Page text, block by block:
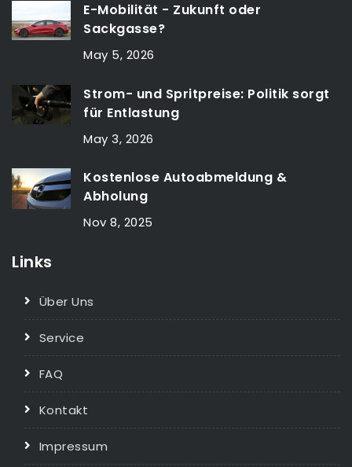
E-Mobilität - Zukunft oder
Sackgasse?
May 5, 2026
Strom- und Spritpreise: Politik sorgt
für Entlastung
May 3, 2026
Kostenlose Autoabmeldung &
Abholung
Nov 8, 2025
Links
Über Uns
Service
FAQ
Kontakt
Impressum